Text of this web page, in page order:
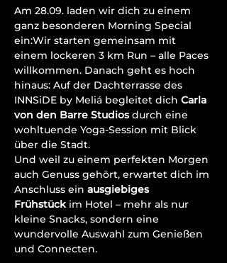
Am 28.09. laden wir dich zu einem
ganz besonderen Morning Special
ein:Wir starten gemeinsam mit
einem lockeren 3 km Run – alle Paces
willkommen. Danach geht es hoch
hinaus: Auf der Dachterrasse des
INNSiDE by Meliá begleitet dich Carla
von den Barre Studios durch eine
wohltuende Yoga-Session mit Blick
über die Stadt.
Und weil zu einem perfekten Morgen
auch Genuss gehört, erwartet dich im
Anschluss ein ausgiebiges
Frühstück im Hotel – mehr als nur
kleine Snacks, sondern eine
wundervolle Auswahl zum Genießen
und Connecten.